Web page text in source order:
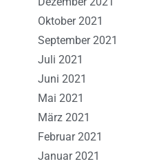
Oktober 2021
September 2021
Juli 2021
Juni 2021
Mai 2021
März 2021
Februar 2021
Januar 2021